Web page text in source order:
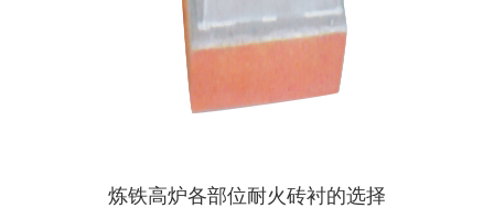
炼铁高炉各部位耐火砖衬的选择